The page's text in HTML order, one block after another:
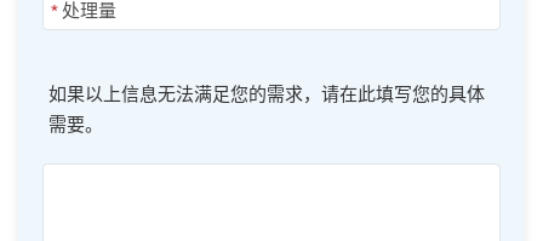
*
如果以上信息无法满足您的需求，请在此填写您的具体
需要。